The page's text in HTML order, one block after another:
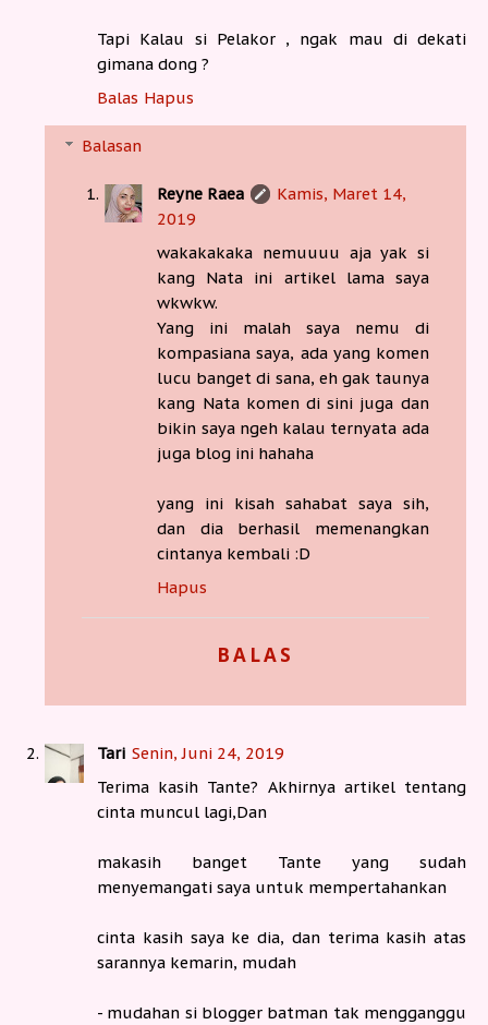
Tapi Kalau si Pelakor , ngak mau di dekati
gimana dong ?
Balas Hapus
Balasan
Reyne Raea
Kamis, Maret 14,
2019
wakakakaka nemuuuu aja yak si
kang Nata ini artikel lama saya
wkwkw.
Yang ini malah saya nemu di
kompasiana saya, ada yang komen
lucu banget di sana, eh gak taunya
kang Nata komen di sini juga dan
bikin saya ngeh kalau ternyata ada
juga blog ini hahaha
yang ini kisah sahabat saya sih,
dan dia berhasil memenangkan
cintanya kembali :D
Hapus
BALAS
Tari Senin, Juni 24, 2019
Terima kasih Tante? Akhirnya artikel tentang
cinta muncul lagi,Dan
makasih banget Tante yang sudah
menyemangati saya untuk mempertahankan
cinta kasih saya ke dia, dan terima kasih atas
sarannya kemarin, mudah
- mudahan si blogger batman tak mengganggu